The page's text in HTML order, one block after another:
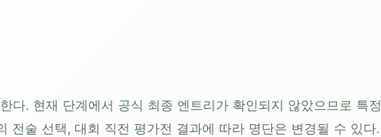
. 현재 단계에서 공식 최종 엔트리가 확인되지 않았으므로 특정
전술 선택, 대회 직전 평가전 결과에 따라 명단은 변경될 수 있다.